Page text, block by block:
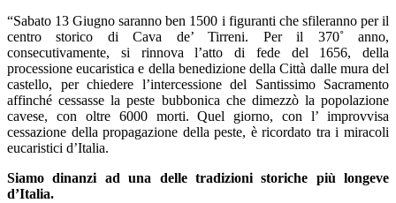
“Sabato 13 Giugno saranno ben 1500 i figuranti che sfileranno per il
centro storico di Cava de’ Tirreni. Per il 370˚ anno,
consecutivamente, si rinnova l’atto di fede del 1656, della
processione eucaristica e della benedizione della Città dalle mura del
castello, per chiedere l’intercessione del Santissimo Sacramento
affinché cessasse la peste bubbonica che dimezzò la popolazione
cavese, con oltre 6000 morti. Quel giorno, con l’ improvvisa
cessazione della propagazione della peste, è ricordato tra i miracoli
eucaristici d’Italia.
Siamo dinanzi ad una delle tradizioni storiche più longeve
d’Italia.